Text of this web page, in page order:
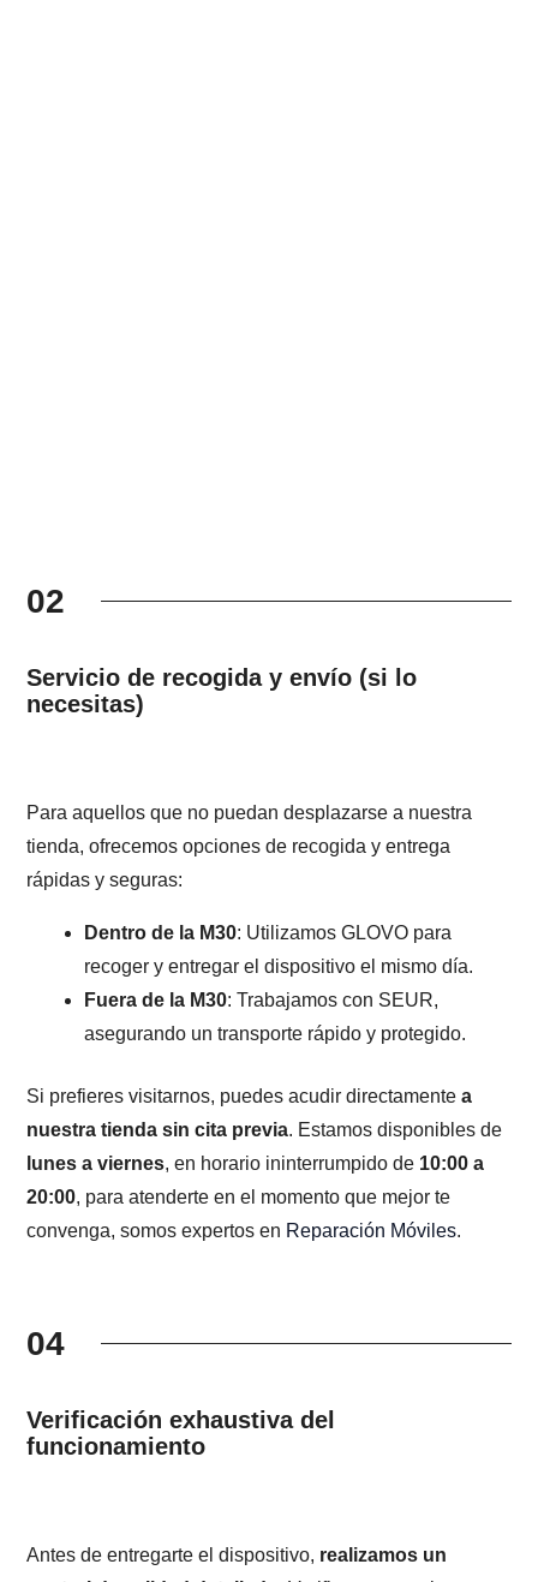
02
Servicio de recogida y envío (si lo
necesitas)
Para aquellos que no puedan desplazarse a nuestra
tienda, ofrecemos opciones de recogida y entrega
rápidas y seguras:
Dentro de la M30: Utilizamos GLOVO para
recoger y entregar el dispositivo el mismo día.
Fuera de la M30: Trabajamos con SEUR,
asegurando un transporte rápido y protegido.
Si prefieres visitarnos, puedes acudir directamentea
nuestra tienda sin cita previa. Estamos disponibles de
lunes a viernes, en horario ininterrumpido de 10:00 a
20:00, para atenderte en el momento que mejor te
convenga, somos expertos en Reparación Móviles.
04
Verificación exhaustiva del
funcionamiento
Antes de entregarte el dispositivo, realizamos un